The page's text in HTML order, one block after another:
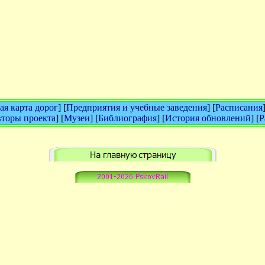
карта дорог] [Предприятия и учебные заведения] [Расписания
проекта] [Музеи] [Библиография] [История обновлений] [